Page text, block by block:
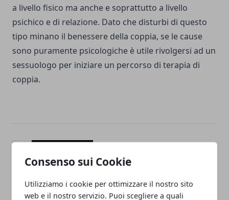
Consenso sui Cookie
Utilizziamo i cookie per ottimizzare il nostro sito
web e il nostro servizio. Puoi scegliere a quali
a livello fisico ma anche e soprattutto a livello
psichico e di relazione. Dato che disturbi di questo
tipo minano il benessere della coppia, se le cause
sono puramente psicologiche è utile rivolgersi ad un
sessuologo per iniziare un percorso di terapia di
coppia.
Facebook
TwitterWhatsapp